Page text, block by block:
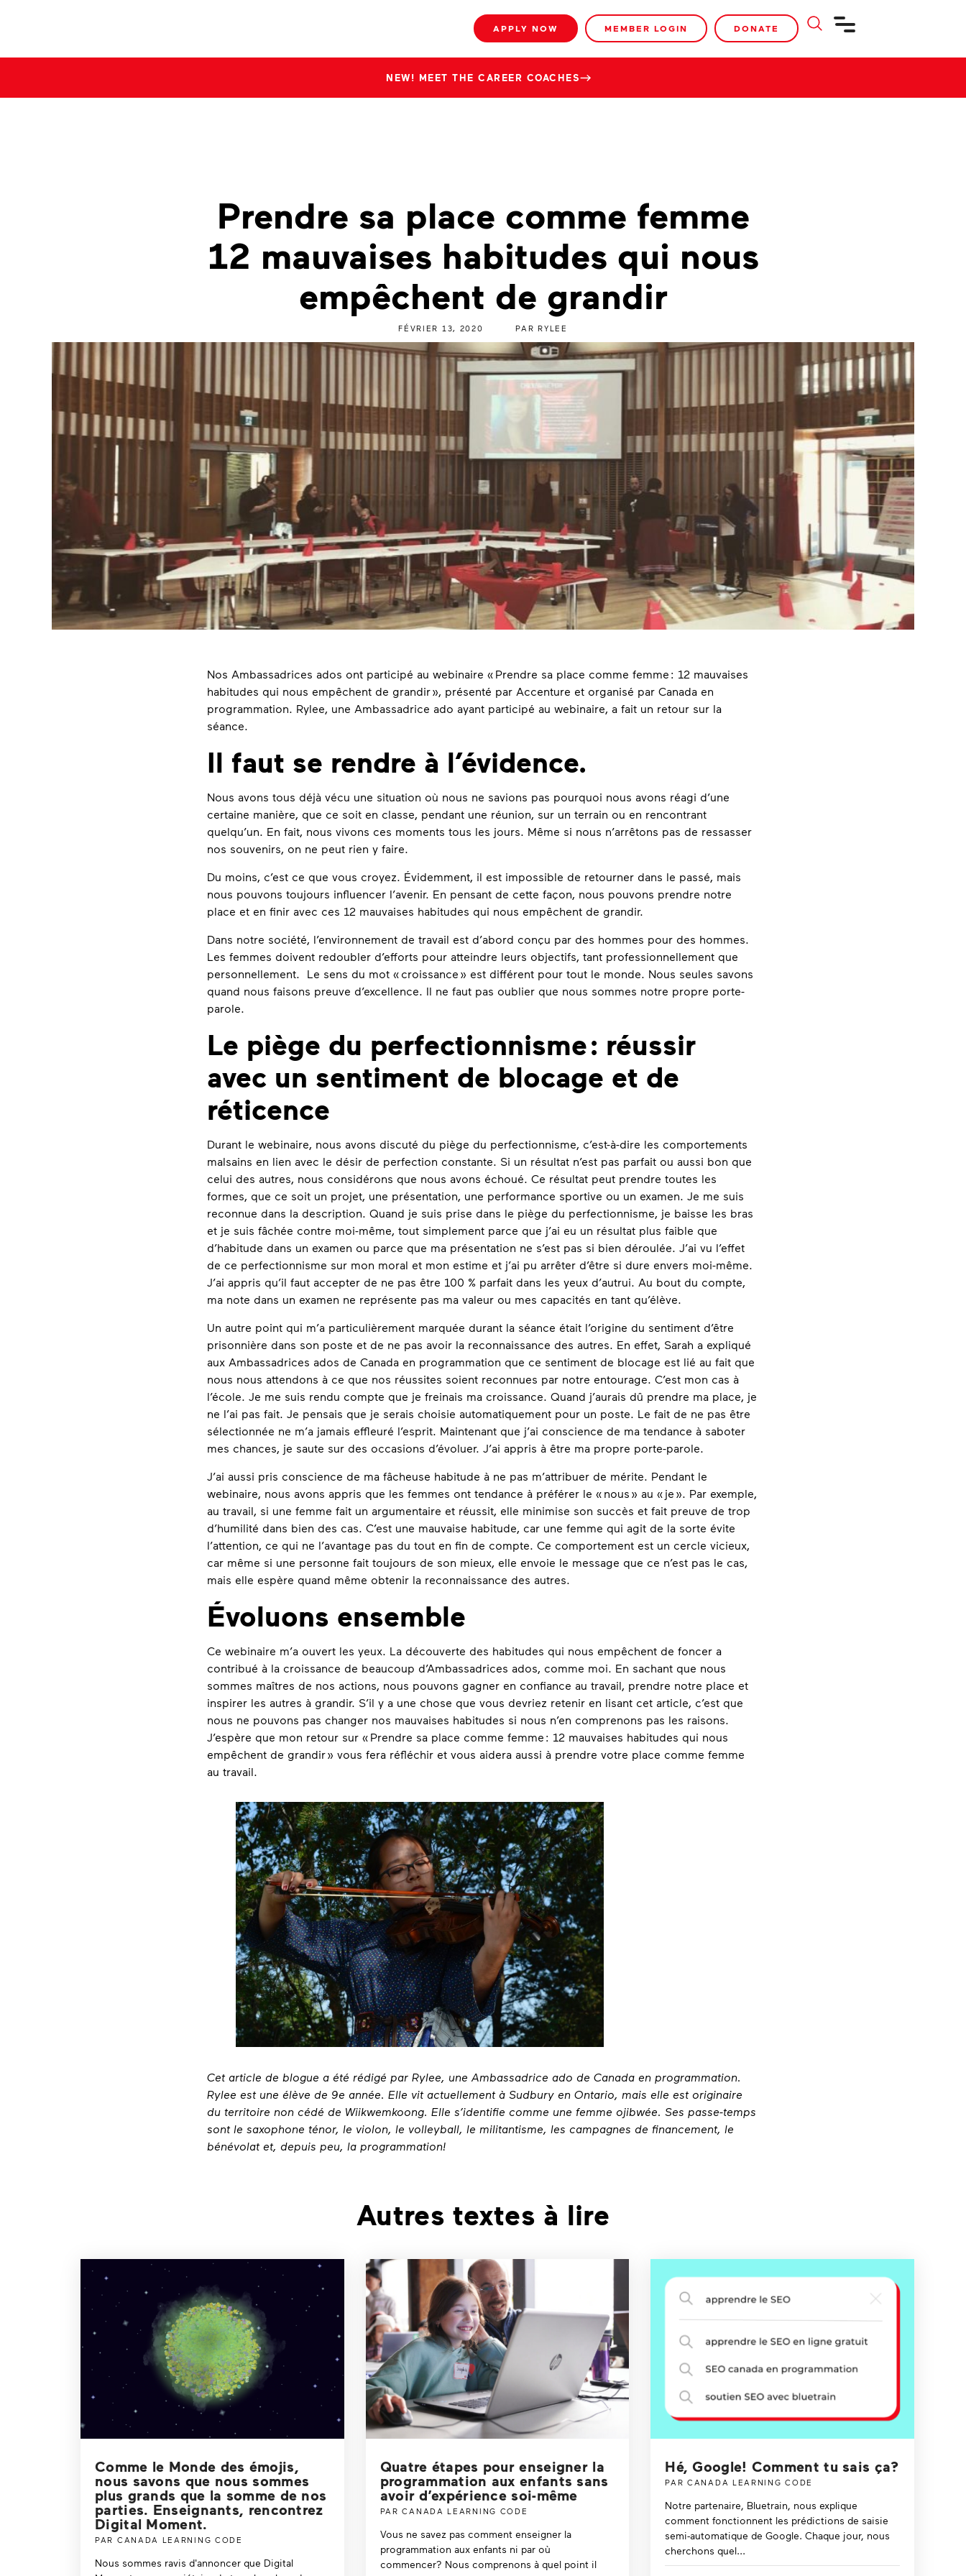
APPLY NOW MEMBER LOGIN DONATE
NEW! MEET THE CAREER COACHES
Prendre sa place comme femme
12 mauvaises habitudes qui nous
empêchent de grandir
FÉVRIER 13, 2020 PARRYLEE
Nos Ambassadrices ados ont participé au webinaire « Prendre sa place comme femme : 12 mauvaises
habitudes qui nous empêchent de grandir », présenté par Accenture et organisé par Canada en
programmation. Rylee, une Ambassadrice ado ayant participé au webinaire, a fait un retour sur la
séance.
Il faut se rendre à l’évidence.
Nous avons tous déjà vécu une situation où nous ne savions pas pourquoi nous avons réagi d’une
certaine manière, que ce soit en classe, pendant une réunion, sur un terrain ou en rencontrant
quelqu’un. En fait, nous vivons ces moments tous les jours. Même si nous n’arrêtons pas de ressasser
nos souvenirs, on ne peut rien y faire.
Du moins, c’est ce que vous croyez. Évidemment, il est impossible de retourner dans le passé, mais
nous pouvons toujours influencer l’avenir. En pensant de cette façon, nous pouvons prendre notre
place et en finir avec ces 12 mauvaises habitudes qui nous empêchent de grandir.
Dans notre société, l’environnement de travail est d’abord conçu par des hommes pour des hommes.
Les femmes doivent redoubler d’efforts pour atteindre leurs objectifs, tant professionnellement que
personnellement. Le sens du mot « croissance » est différent pour tout le monde. Nous seules savons
quand nous faisons preuve d’excellence. Il ne faut pas oublier que nous sommes notre propre porte-
parole.
Le piège du perfectionnisme : réussir
avec un sentiment de blocage et de
réticence
Durant le webinaire, nous avons discuté du piège du perfectionnisme, c’est-à-dire les comportements
malsains en lien avec le désir de perfection constante. Si un résultat n’est pas parfait ou aussi bon que
celui des autres, nous considérons que nous avons échoué. Ce résultat peut prendre toutes les
formes, que ce soit un projet, une présentation, une performance sportive ou un examen. Je me suis
reconnue dans la description. Quand je suis prise dans le piège du perfectionnisme, je baisse les bras
et je suis fâchée contre moi-même, tout simplement parce que j’ai eu un résultat plus faible que
d’habitude dans un examen ou parce que ma présentation ne s’est pas si bien déroulée. J’ai vu l’effet
de ce perfectionnisme sur mon moral et mon estime et j’ai pu arrêter d’être si dure envers moi-même.
J’ai appris qu’il faut accepter de ne pas être 100 % parfait dans les yeux d’autrui. Au bout du compte,
ma note dans un examen ne représente pas ma valeur ou mes capacités en tant qu’élève.
Un autre point qui m’a particulièrement marquée durant la séance était l’origine du sentiment d’être
prisonnière dans son poste et de ne pas avoir la reconnaissance des autres. En effet, Sarah a expliqué
aux Ambassadrices ados de Canada en programmation que ce sentiment de blocage est lié au fait que
nous nous attendons à ce que nos réussites soient reconnues par notre entourage. C’est mon cas à
l’école. Je me suis rendu compte que je freinais ma croissance. Quand j’aurais dû prendre ma place, je
ne l’ai pas fait. Je pensais que je serais choisie automatiquement pour un poste. Le fait de ne pas être
sélectionnée ne m’a jamais effleuré l’esprit. Maintenant que j’ai conscience de ma tendance à saboter
mes chances, je saute sur des occasions d’évoluer. J’ai appris à être ma propre porte-parole.
J’ai aussi pris conscience de ma fâcheuse habitude à ne pas m’attribuer de mérite. Pendant le
webinaire, nous avons appris que les femmes ont tendance à préférer le « nous » au « je ». Par exemple,
au travail, si une femme fait un argumentaire et réussit, elle minimise son succès et fait preuve de trop
d’humilité dans bien des cas. C’est une mauvaise habitude, car une femme qui agit de la sorte évite
l’attention, ce qui ne l’avantage pas du tout en fin de compte. Ce comportement est un cercle vicieux,
car même si une personne fait toujours de son mieux, elle envoie le message que ce n’est pas le cas,
mais elle espère quand même obtenir la reconnaissance des autres.
Évoluons ensemble
Ce webinaire m’a ouvert les yeux. La découverte des habitudes qui nous empêchent de foncer a
contribué à la croissance de beaucoup d’Ambassadrices ados, comme moi. En sachant que nous
sommes maîtres de nos actions, nous pouvons gagner en confiance au travail, prendre notre place et
inspirer les autres à grandir. S’il y a une chose que vous devriez retenir en lisant cet article, c’est que
nous ne pouvons pas changer nos mauvaises habitudes si nous n’en comprenons pas les raisons.
J’espère que mon retour sur « Prendre sa place comme femme : 12 mauvaises habitudes qui nous
empêchent de grandir » vous fera réfléchir et vous aidera aussi à prendre votre place comme femme
au travail.
Cet article de blogue a été rédigé par Rylee, une Ambassadrice ado de Canada en programmation.
Rylee est une élève de 9e année. Elle vit actuellement à Sudbury en Ontario, mais elle est originaire
du territoire non cédé de Wiikwemkoong. Elle s’identifie comme une femme ojibwée. Ses passe-temps
sont le saxophone ténor, le violon, le volleyball, le militantisme, les campagnes de financement, le
bénévolat et, depuis peu, la programmation!
Autres textes à lire
Comme le Monde des émojis,
nous savons que nous sommes
plus grands que la somme de nos
parties. Enseignants, rencontrez
Digital Moment.
PAR CANADA LEARNING CODE
Nous sommes ravis d'annoncer que Digital
Quatre étapes pour enseigner la
programmation aux enfants sans
avoir dʼexpérience soi-même
PAR CANADA LEARNING CODE
Vous ne savez pas comment enseigner la
programmation aux enfants ni par où
commencer? Nous comprenons à quel point il
Hé, Google! Comment tu sais ça?
PAR CANADA LEARNING CODE
Notre partenaire, Bluetrain, nous explique
comment fonctionnent les prédictions de saisie
semi-automatique de Google. Chaque jour, nous
cherchons quel...